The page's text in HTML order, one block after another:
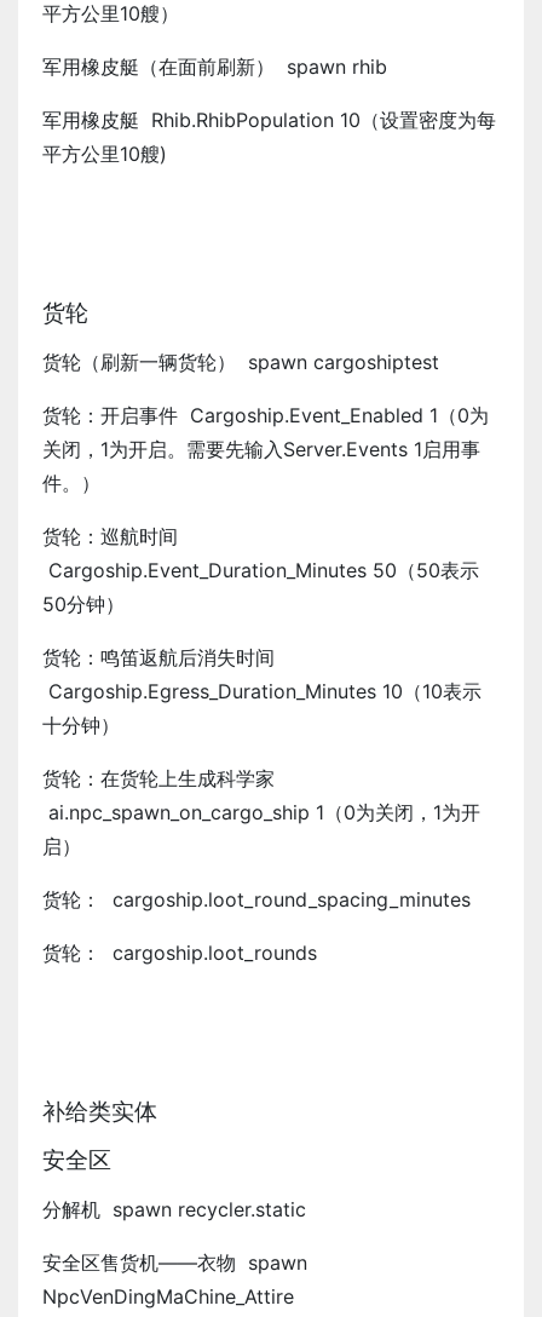
平方公里10艘）
军用橡皮艇（在面前刷新） spawn rhib
军用橡皮艇 Rhib.RhibPopulation 10（设置密度为每
平方公里10艘)
货轮
货轮（刷新一辆货轮） spawn cargoshiptest
货轮：开启事件 Cargoship.Event_Enabled 1（0为
关闭，1为开启。需要先输入Server.Events 1启用事
件。）
货轮：巡航时间
Cargoship.Event_Duration_Minutes 50（50表示
50分钟）
货轮：鸣笛返航后消失时间
Cargoship.Egress_Duration_Minutes 10（10表示
十分钟）
货轮：在货轮上生成科学家
ai.npc_spawn_on_cargo_ship 1（0为关闭，1为开
启）
货轮： cargoship.loot_round_spacing_minutes
货轮： cargoship.loot_rounds
补给类实体
安全区
分解机 spawn recycler.static
安全区售货机——衣物 spawn
NpcVenDingMaChine_Attire